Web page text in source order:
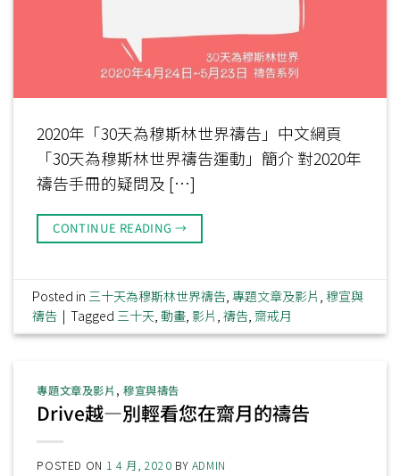
2020年「30天為穆斯林世界禱告」中文網頁
「30天為穆斯林世界禱告運動」簡介 對2020年
禱告手冊的疑問及 […]
CONTINUE READING →
Posted in 三十天為穆斯林世界禱告 ,專題文章及影片 ,穆宣與
禱告 | Tagged 三十天 ,動畫 影片 ,禱告 ,齋戒月
專題文章及影片 , 穆宣與禱告
Drive越—別輕看您在齋月的禱告
POSTED ON 1 4 月, 2020 BY ADMIN